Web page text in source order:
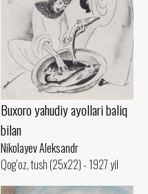
Buxoro yahudiy ayollari baliq
bilan
Nikolayev Aleksandr
Qog‘oz, tush (25x22) - 1927 yil